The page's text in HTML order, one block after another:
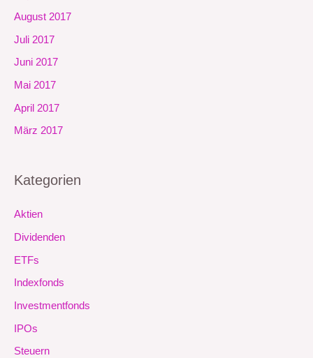
August 2017
Juli 2017
Juni 2017
Mai 2017
April 2017
März 2017
Kategorien
Aktien
Dividenden
ETFs
Indexfonds
Investmentfonds
IPOs
Steuern